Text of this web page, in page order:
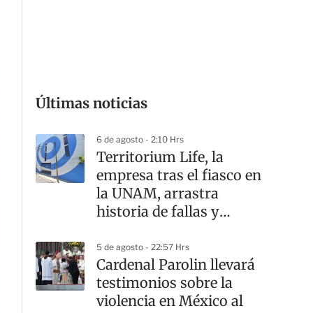
Últimas noticias
6 de agosto - 2:10 Hrs
Territorium Life, la
empresa tras el fiasco en
la UNAM, arrastra
historia de fallas y
5 de agosto - 22:57 Hrs
Cardenal Parolin llevará
testimonios sobre la
violencia en México al